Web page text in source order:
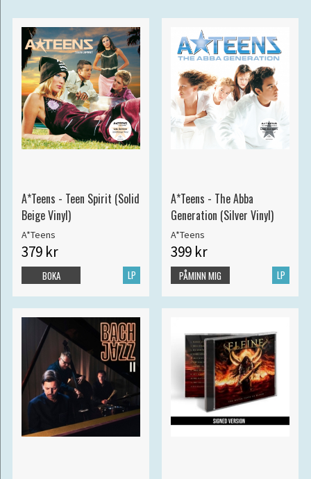
A*Teens - Teen Spirit (Solid
Beige Vinyl)
A*Teens
379 kr
LP
BOKA
A*Teens - The Abba
Generation (Silver Vinyl)
A*Teens
399 kr
LP
PÅMINN MIG